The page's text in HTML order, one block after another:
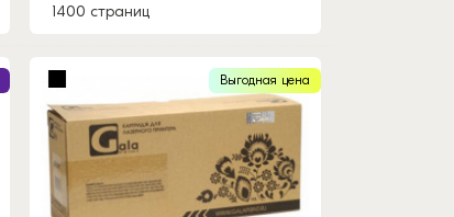
1400 страниц
Выгодная цена